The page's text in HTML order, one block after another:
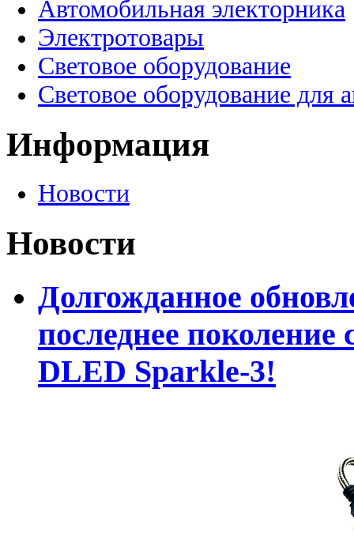
Автомобильная электорника
Электротовары
Световое оборудование
Световое оборудование для
Информация
Новости
Новости
Долгожданное
последнее
DLED Sparkle-3!